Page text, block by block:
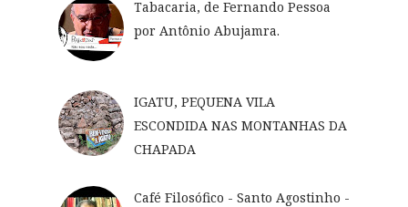
Tabacaria, de Fernando Pessoa
por Antônio Abujamra.
IGATU, PEQUENA VILA
ESCONDIDA NAS MONTANHAS DA
CHAPADA
Café Filosófico - Santo Agostinho -